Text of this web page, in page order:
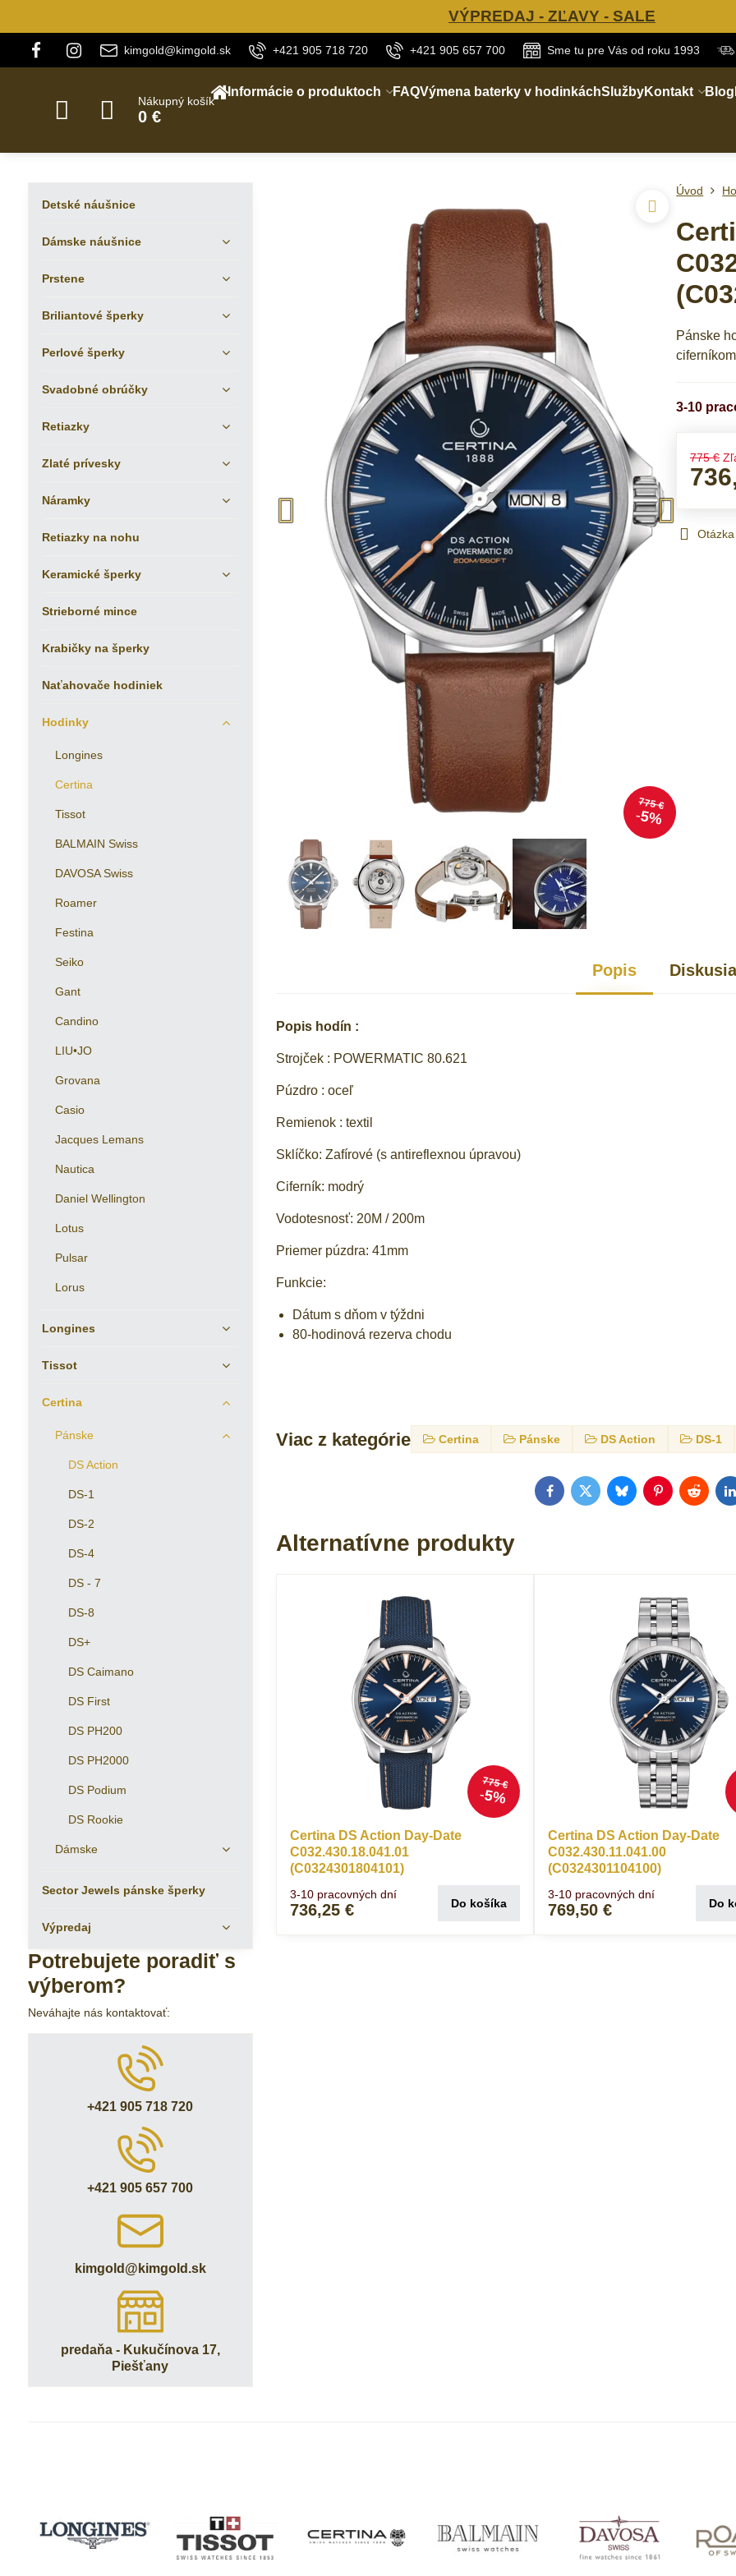
VÝPREDAJ - ZĽAVY - SALE
kimgold@kimgold.sk +421 905 718 720 +421 905 657 700 Sme tu pre Vás od roku 1993
Nákupný košík
0 €
Informácie o produktoch FAQVýmena baterky v hodinkáchSlužbyKontakt Blog
775 €
5%
Úvod
Pánske
3-10
775 €
Popis
Popis hodín :
Strojček : POWERMATIC 80.621
Púzdro : oceľ
Remienok : textil
Sklíčko: Zafírové (s antireflexnou úpravou)
Ciferník: modrý
Vodotesnosť: 20M / 200m
Priemer púzdra: 41mm
Funkcie:
Dátum s dňom v týždni
80-hodinová rezerva chodu
Viac z kategórie Certina Pánske DS Action DS-1
FacebookTwitterBlueskyPinterestReddit
Alternatívne produkty
775 €
5%
Certina DS Action Day-Date
C032.430.18.041.01
(C0324301804101)
3-10 pracovných dní
736,25 € Do košíka
Certina DS Action Day-Date
C032.430.11.041.00
(C0324301104100)
3-10 pracovných dní
769,50 € Do
Detské náušnice
Dámske náušnice
Prstene
Briliantové šperky
Perlové šperky
Svadobné obrúčky
Retiazky
Zlaté prívesky
Náramky
Retiazky na nohu
Keramické šperky
Strieborné mince
Krabičky na šperky
Naťahovače hodiniek
Hodinky
Longines
Certina
Tissot
BALMAIN Swiss
DAVOSA Swiss
Roamer
Festina
Seiko
Gant
Candino
LIU•JO
Grovana
Casio
Jacques Lemans
Nautica
Daniel Wellington
Lotus
Pulsar
Lorus
Longines
Tissot
Certina
Pánske
DS Action
DS-1
DS-2
DS-4
DS - 7
DS-8
DS+
DS Caimano
DS First
DS PH200
DS PH2000
DS Podium
DS Rookie
Dámske
Sector Jewels pánske šperky
Výpredaj
Potrebujete poradiť s
výberom?
Neváhajte nás kontaktovať:
+421 905 718 720
+421 905 657 700
kimgold​@kimgold​.sk
predaňa - Kukučínova 17,
Piešťany